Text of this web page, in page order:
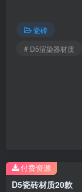
瓷砖
# D5渲染器材质
D5瓷砖材质20款
付费资源